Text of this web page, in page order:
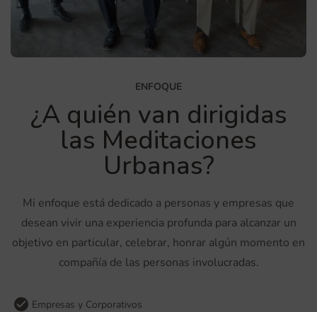
ENFOQUE
¿A quién van dirigidas
las Meditaciones
Urbanas?
Mi enfoque está dedicado a personas y empresas que
desean vivir una experiencia profunda para alcanzar un
objetivo en particular, celebrar, honrar algún momento en
compañía de las personas involucradas.
Empresas y Corporativos